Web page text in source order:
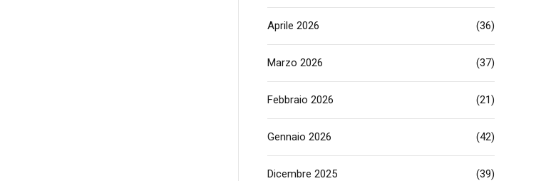
Aprile 2026 (36)
Marzo 2026 (37)
Febbraio 2026 (21)
Gennaio 2026 (42)
Dicembre 2025 (39)